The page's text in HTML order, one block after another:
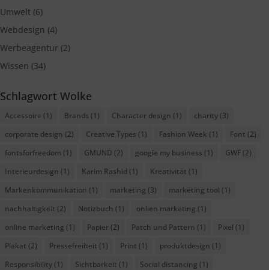
Umwelt (6)
Webdesign (4)
Werbeagentur (2)
Wissen (34)
Schlagwort Wolke
Accessoire (1) Brands (1) Character design (1) charity (3)
corporate design (2) Creative Types (1) Fashion Week (1) Font (2)
fontsforfreedom (1) GMUND (2) google my business (1) GWF (2)
Interieurdesign (1) Karim Rashid (1) Kreativität (1)
Markenkommunikation (1) marketing (3) marketing tool (1)
nachhaltigkeit (2) Notizbuch (1) onlien marketing (1)
online marketing (1) Papier (2) Patch und Pattern (1) Pixel (1)
Plakat (2) Pressefreiheit (1) Print (1) produktdesign (1)
Responsibility (1) Sichtbarkeit (1) Social distancing (1)